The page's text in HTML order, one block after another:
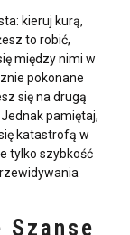
kieruj kurą,
to robić,
między nimi w
pokonane
się na drugą
pamiętaj,
katastrofą w
tylko szybkość